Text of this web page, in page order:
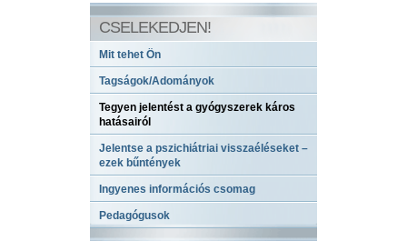
CSELEKEDJEN!
Mit tehet Ön
Tagságok/Adományok
Tegyen jelentést a gyógyszerek káros
hatásairól
Jelentse a pszichiátriai visszaéléseket –
ezek bűntények
Ingyenes információs csomag
Pedagógusok